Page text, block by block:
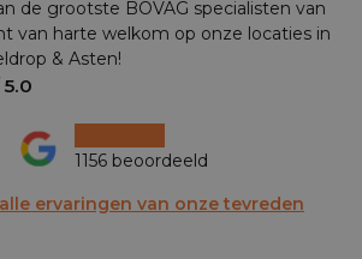
de grootste BOVAG specialisten van
van harte welkom op onze locaties in
& Asten!
1156 beoordeeld
ervaringen van onze tevreden